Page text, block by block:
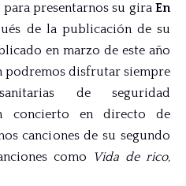
para presentarnos su giraEn
de la publicación de su
en marzo de este año
podremos disfrutar siempre
de seguridad
concierto en directo de
canciones de su segundo
como
Vida de rico,